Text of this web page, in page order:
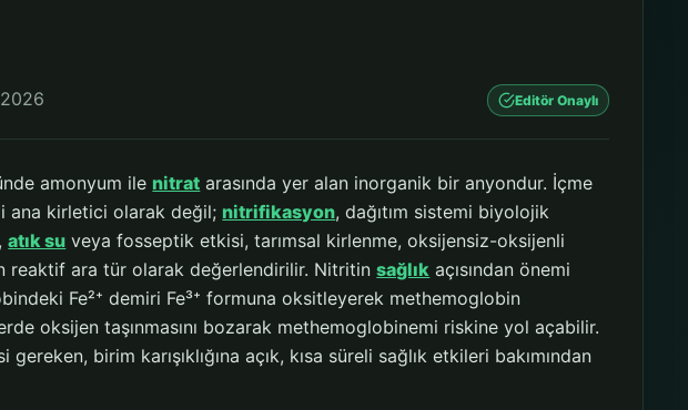
Editör Onaylı
amonyum ile nitrat arasında yer alan inorganik bir anyondur. İçme
ana kirletici olarak değil; nitrifikasyon, dağıtım sistemi biyolojik
atık su veya fosseptik etkisi, tarımsal kirlenme, oksijensiz-oksijenli
reaktif ara tür olarak değerlendirilir. Nitritinsağlık açısından önemi
Fe²⁺ demiri Fe³⁺ formuna oksitleyerek methemoglobin
oksijen taşınmasını bozarak methemoglobinemi riskine yol açabilir.
birim karışıklığına açık, kısa süreli sağlık etkileri bakımından